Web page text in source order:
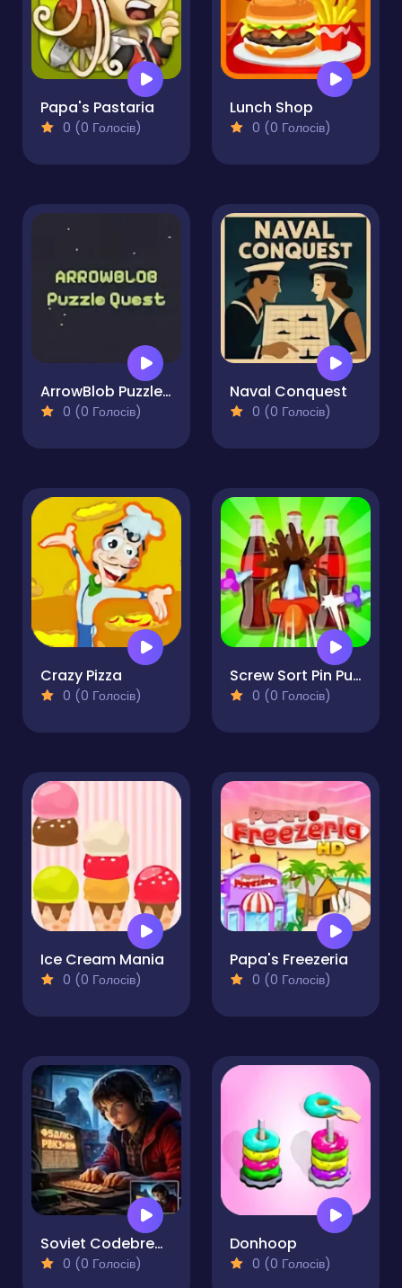
Papa's Pastaria
0 (0 Голосів)
Lunch Shop
0 (0 Голосів)
ArrowBlob Puzzle Quest
0 (0 Голосів)
Naval Conquest
0 (0 Голосів)
Crazy Pizza
0 (0 Голосів)
Screw Sort Pin Puzzle
0 (0 Голосів)
Ice Cream Mania
0 (0 Голосів)
Papa's Freezeria
0 (0 Голосів)
Soviet Codebreaker v1.0
0 (0 Голосів)
Donhoop
0 (0 Голосів)